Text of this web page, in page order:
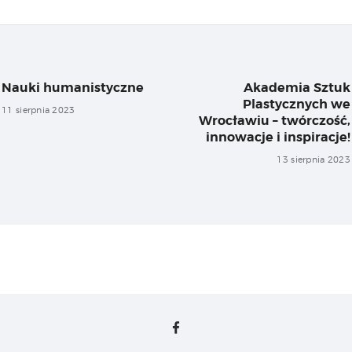
Previous
post:
Nauki humanistyczne
11 sierpnia 2023
Akademia Sztuk
Plastycznych we
Wrocławiu – twórczość,
innowacje i inspiracje!
13 sierpnia 2023